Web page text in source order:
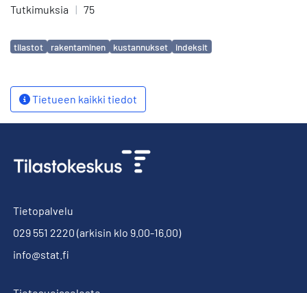
Tutkimuksia | 75
Avainsanat
tilastot rakentaminen kustannukset indeksit
Tietueen kaikki tiedot
Tietopalvelu
029 551 2220 (arkisin klo 9.00-16.00)
info@stat.fi